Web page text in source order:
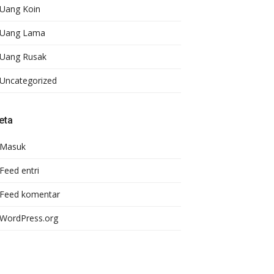
Uang Koin
Uang Lama
Uang Rusak
Uncategorized
Masuk
Feed entri
Feed komentar
WordPress.org